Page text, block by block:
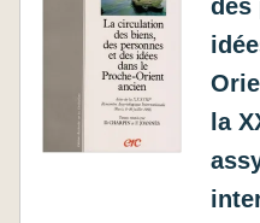
des
la